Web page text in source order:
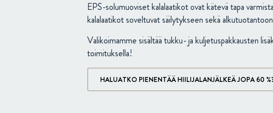
EPS-solumuoviset kalalaatikot ovat kätevä tapa
kalalaatikot soveltuvat säilytykseen sekä
Valikoimamme sisältää tukku- ja kuljetuspakkausten
toimituksella!
HALUATKO PIENENTÄÄ HIILIJALANJÄLKEÄ JOPA 60